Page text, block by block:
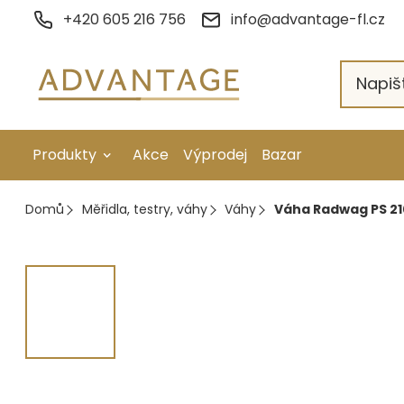
+420 605 216 756 info@advantage-fl.cz
Produkty
Galvanické pokovení
Strojní obrábění
Akce Výprodej Bazar
Domů Měřidla, testry, váhy Váhy Váha Radwag PS